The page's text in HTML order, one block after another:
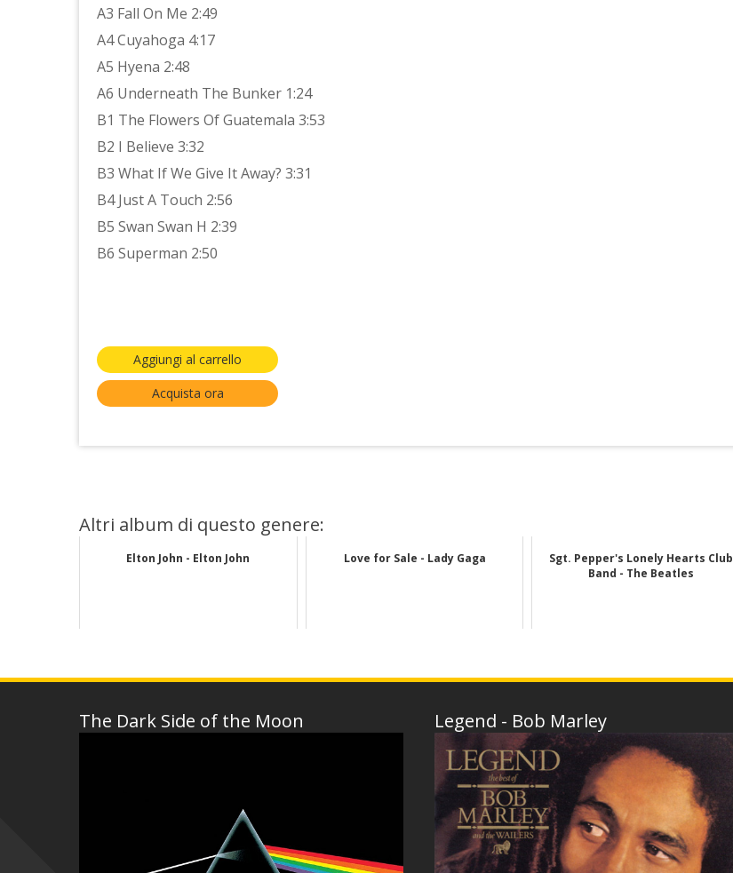
A3 Fall On Me 2:49
A4 Cuyahoga 4:17
A5 Hyena 2:48
A6 Underneath The Bunker 1:24
B1 The Flowers Of Guatemala 3:53
B2 I Believe 3:32
B3 What If We Give It Away? 3:31
B4 Just A Touch 2:56
B5 Swan Swan H 2:39
B6 Superman 2:50
Aggiungi al carrello
Acquista ora
Altri album di questo genere:
Elton John - Elton John Love for Sale - Lady Gaga
Sgt. Pepper's Lonely Hearts Club
Band - The Beatles
The Dark Side of the Moon Legend - Bob Marley